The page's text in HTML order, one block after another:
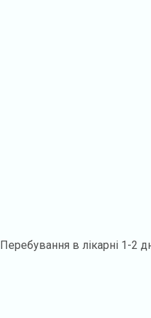
Перебування в лікарні 1-2